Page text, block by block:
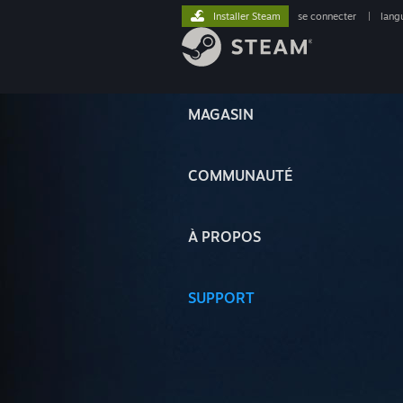
MAGASIN
COMMUNAUTÉ
À PROPOS
SUPPORT
Installer Steam se connecter